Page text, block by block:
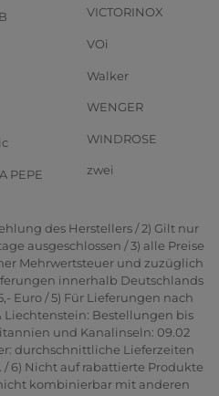
PEPE
VICTORINOX
VOi
Walker
WENGER
WINDROSE
zwei
des Herstellers / 2) Gilt nur
ausgeschlossen / 3) alle Preise
Mehrwertsteuer und zuzüglich
innerhalb Deutschlands
Euro / 5) Für Lieferungen nach
Liechtenstein: Bestellungen bis
und Kanalinseln: 09.02
durchschnittliche Lieferzeiten
/ 6) Nicht auf rabattierte Produkte
kombinierbar mit anderen